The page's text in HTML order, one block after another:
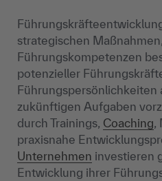
strategischen
Führungskompetenzen
potenzieller
Führungspersönlichkeiten
zukünftigen Aufgaben
durch Trainings, Coaching,
praxisnahe
Unternehmen investieren
Entwicklung ihrer